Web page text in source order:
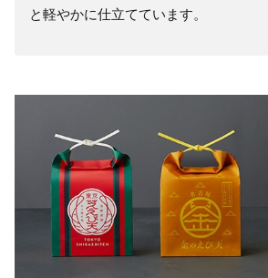
と軽やかに仕立てています。